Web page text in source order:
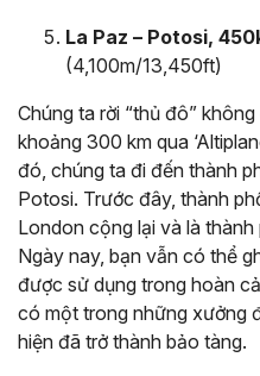
La Paz – Potosi,
(4,100m/13,450ft)
Chúng ta rời “thủ đô”
khoảng 300 km qua
đó, chúng ta đi đến thành
Potosi. Trước đây, thành
London cộng lại và là
Ngày nay, bạn vẫn có thể
được sử dụng trong hoàn
có một trong những xưởng
hiện đã trở thành bảo tàng.